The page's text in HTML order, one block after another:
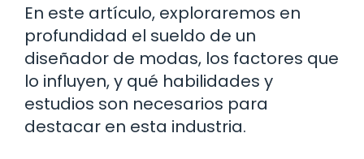
En este artículo, exploraremos en
profundidad el sueldo de un
diseñador de modas, los factores que
lo influyen, y qué habilidades y
estudios son necesarios para
destacar en esta industria.